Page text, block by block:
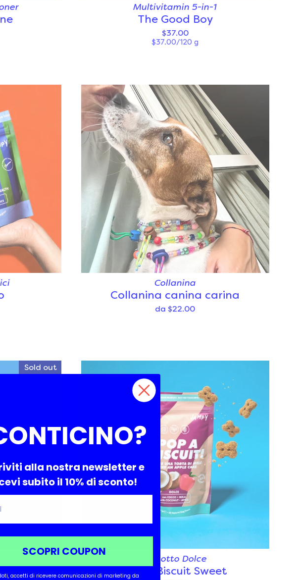
Multivitamin 5-in-1
The Good Boy
$37.00
$37.00/120 g
Collanina
Collanina canina carina
da $22.00
Sold out
Biscotto Dolce
Pop A Biscuit Sweet
alla nostra newsletter e
subito il 10% di sconto!
SCOPRI COUPON
accetti di ricevere comunicazioni di marketing da